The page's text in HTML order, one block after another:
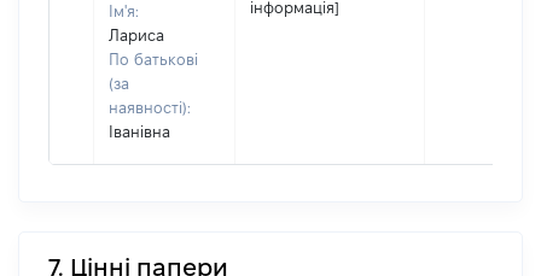
Ім'я:
Лариса
По батькові
(за
наявності):
Іванівна
інформація]
7. Цінні папери